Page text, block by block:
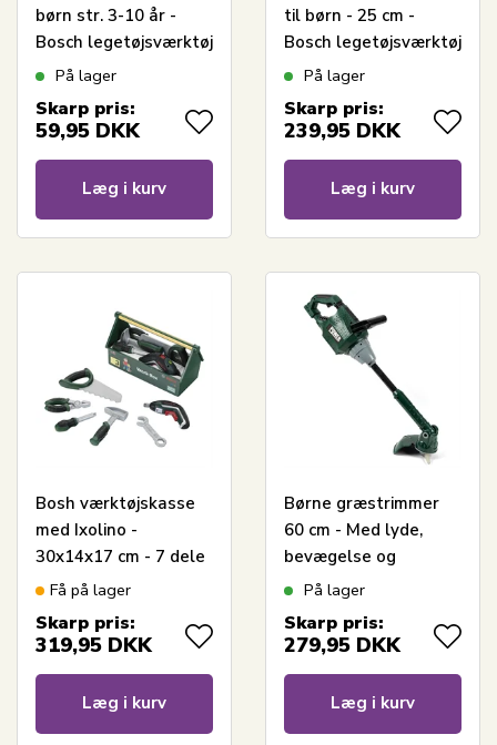
børn str. 3-10 år -
Bosch legetøjsværktøj
På lager
Skarp pris:
59,95 DKK
Læg i kurv
til børn - 25 cm -
Bosch legetøjsværktøj
På lager
Skarp pris:
239,95 DKK
Læg i kurv
Bosh værktøjskasse
med Ixolino -
30x14x17 cm - 7 dele
- Bosch
Få på lager
Skarp pris:
319,95 DKK
Læg i kurv
Børne græstrimmer
60 cm - Med lyde,
bevægelse og
teleskopskaft
På lager
Skarp pris:
279,95 DKK
Læg i kurv